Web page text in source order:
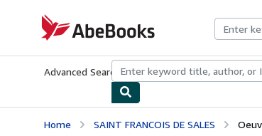
AbeBooks.com
Advanced Search Browse CollectionsRare Books
Home SAINT FRANCOIS DE SALES